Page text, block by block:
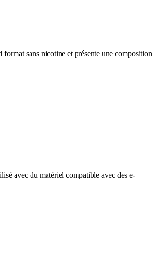
sans nicotine et présente une composition
avec du matériel compatible avec des e-